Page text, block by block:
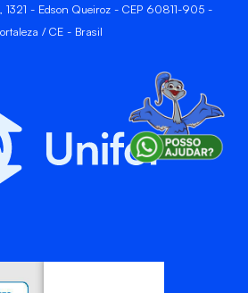
1321 - Edson Queiroz - CEP 60811-905 -
/ CE - Brasil